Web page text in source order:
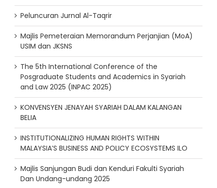
Peluncuran Jurnal Al-Taqrir
Majlis Pemeteraian Memorandum Perjanjian (MoA)
USIM dan JKSNS
The 5th International Conference of the
Posgraduate Students and Academics in Syariah
and Law 2025 (INPAC 2025)
KONVENSYEN JENAYAH SYARIAH DALAM KALANGAN
BELIA
INSTITUTIONALIZING HUMAN RIGHTS WITHIN
MALAYSIA’S BUSINESS AND POLICY ECOSYSTEMS ILO
Majlis Sanjungan Budi dan Kenduri Fakulti Syariah
Dan Undang-undang 2025